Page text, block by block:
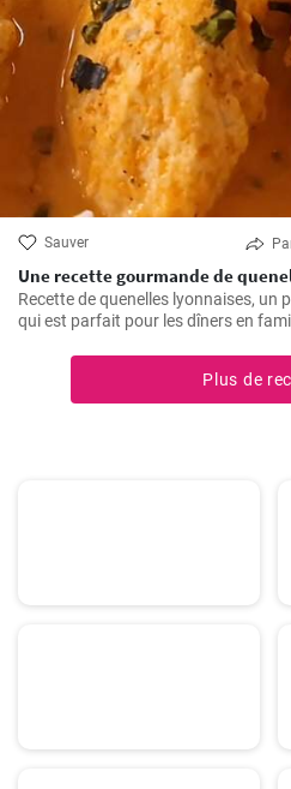
Sauver
Une recette gourmande de
Recette de quenelles lyonnaises,
qui est parfait pour les dîners en
Plus de